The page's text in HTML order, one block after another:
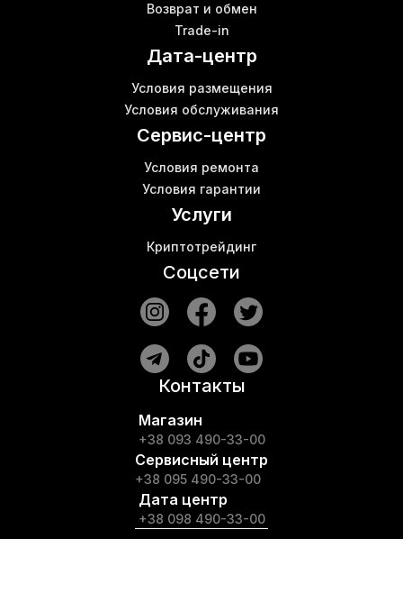
Аренда майнинговой фермы
Оборудование для фермы майнинга
Asic для биткоина
Купить antminer s17
Возврат и обмен
Trade-in
Дата-центр
Условия размещения
Условия обслуживания
Сервис-центр
Условия ремонта
Условия гарантии
Услуги
Криптотрейдинг
Соцсети
Контакты
Магазин
+38 093 490-33-00
Сервисный центр
+38 095 490-33-00
Дата центр
+38 098 490-33-00
Все контакты